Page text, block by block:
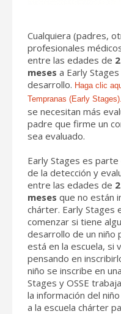
Cualquiera (padres,
profesionales
entre las edades de
meses a Early
desarrollo. Haga clic
Tempranas (Early Stages).
se necesitan más
padre que firme un
sea evaluado.
Early Stages es
de la detección y
entre las edades de
meses que no están
chárter. Early Stages
comenzar si tiene
desarrollo de un niño
está en la escuela, si
pensando en
niño se inscribe en
Stages y OSSE
la información del
a la escuela chárter